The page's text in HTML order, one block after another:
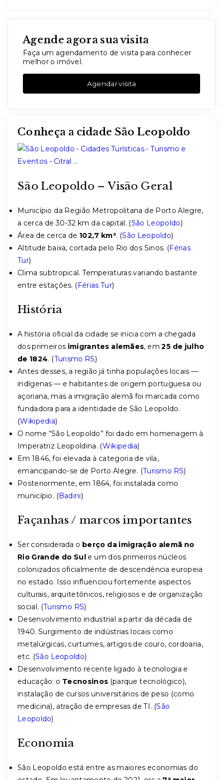
Agende agora sua visita
Faça um agendamento de visita para conhecer
melhor o imóvel.
Agendar visita
Conheça a cidade São Leopoldo
São Leopoldo – Visão Geral
Município da Região Metropolitana de Porto Alegre,
a cerca de 30-32 km da capital. (São Leopoldo)
Área de cerca de 102,7 km². (São Leopoldo)
Altitude baixa, cortada pelo Rio dos Sinos. (Férias
Tur)
Clima subtropical. Temperaturas variando bastante
entre estações. (Férias Tur)
História
A história oficial da cidade se inicia com a chegada
dos primeiros imigrantes alemães, em25 de julho
de 1824. (Turismo RS)
Antes desses, a região já tinha populações locais —
indígenas — e habitantes de origem portuguesa ou
açoriana, mas a imigração alemã foi marcada como
fundadora para a identidade de São Leopoldo.
(Wikipedia)
O nome “São Leopoldo” foi dado em homenagem à
Imperatriz Leopoldina. (Wikipedia)
Em 1846, foi elevada à categoria de vila,
emancipando-se de Porto Alegre. (Turismo RS)
Posteriormente, em 1864, foi instalada como
município. (Badini)
Façanhas / marcos importantes
Ser considerada o berço da imigração alemã no
Rio Grande do Sule um dos primeiros núcleos
colonizados oficialmente de descendência europeia
no estado. Isso influenciou fortemente aspectos
culturais, arquitetônicos, religiosos e de organização
social. (Turismo RS)
Desenvolvimento industrial a partir da década de
1940. Surgimento de indústrias locais como
metalúrgicas, curtumes, artigos de couro, cordoaria,
etc. (São Leopoldo)
Desenvolvimento recente ligado à tecnologia e
educação: o Tecnosinos (parque tecnológico),
instalação de cursos universitários de peso (como
medicina), atração de empresas de TI. (São
Leopoldo)
Economia
São Leopoldo está entre as maiores economias do